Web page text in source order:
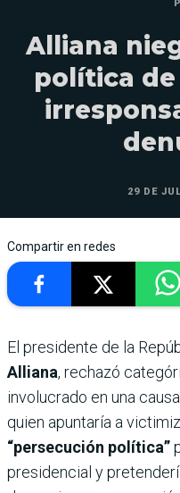
Alliana
política de
29 DE
Compartir en redes
El presidente de la
Alliana, rechazó
involucrado en una
quien apuntaría a
“persecución política”
presidencial y